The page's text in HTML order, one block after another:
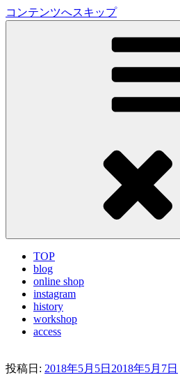
コンテンツへスキップ
LA VILLA ROUGE Blog
TOP
blog
online shop
instagram
history
workshop
access
投稿日: 2018年5月5日 2018年5月7日